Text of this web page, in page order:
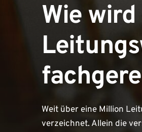
Wie
Weit über eine Million
verzeichnet. Allein die